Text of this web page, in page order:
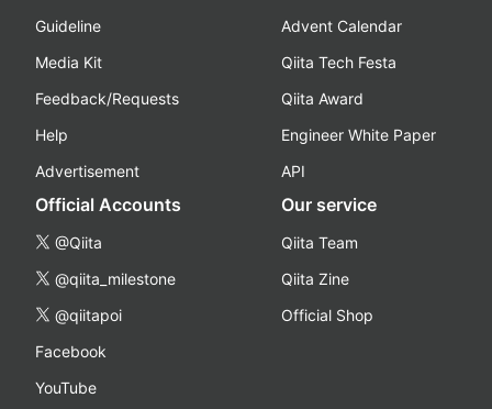
Guideline
Media Kit
Feedback/Requests
Help
Advertisement
Advent Calendar
Qiita Tech Festa
Qiita Award
Engineer White Paper
API
Official Accounts
@Qiita
@qiita_milestone
@qiitapoi
Facebook
YouTube
Our service
Qiita Team
Qiita Zine
Official Shop